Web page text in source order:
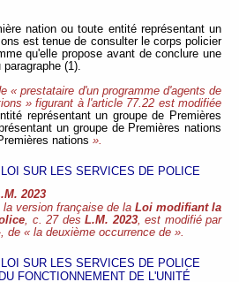
nation ou toute entité représentant un
est tenue de consulter le corps policier
qu'elle propose avant de conclure une
(1).
« prestataire d'un programme d'agents de
» figurant à l'article 77.22 est modifiée
représentant un groupe de Premières
un groupe de Premières nations
nations ».
SUR LES SERVICES DE POLICE
2023
la version française de la Loi modifiant la
, c. 27 desL.M. 2023, est modifié par
de « la deuxième occurrence de ».
SUR LES SERVICES DE POLICE
FONCTIONNEMENT DE L'UNITÉ